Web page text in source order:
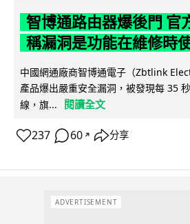
智博通路由器爆後門 官
稱漏洞是功能在維修時
中國網通廠商智博通電子（Zbtlink
產品爆出嚴重安全漏洞，被發現每 35
線，旗...
閱讀全文
237 60 ↗ 分享
ADVERTISEMENT